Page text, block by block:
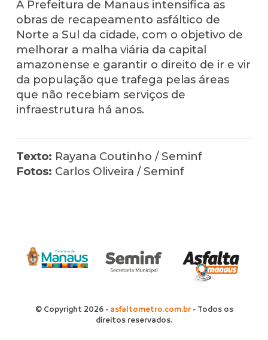
A Prefeitura de Manaus intensifica as
obras de recapeamento asfáltico de
Norte a Sul da cidade, com o objetivo de
melhorar a malha viária da capital
amazonense e garantir o direito de ir e vir
da população que trafega pelas áreas
que não recebiam serviços de
infraestrutura há anos.
Texto: Rayana Coutinho / Seminf
Fotos: Carlos Oliveira / Seminf
© Copyright 2026 - asfaltometro.com.br- Todos os
direitos reservados.